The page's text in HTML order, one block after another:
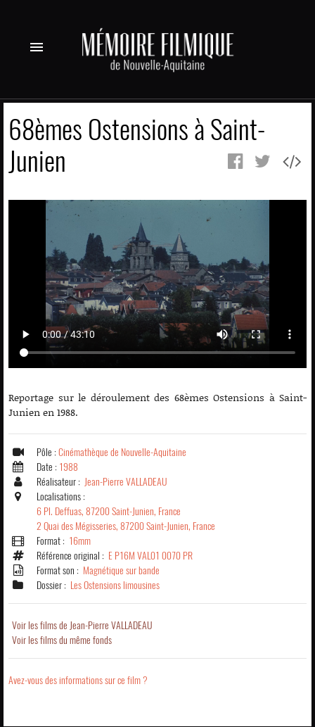
menu
68èmes Ostensions à Saint-
Junien
Reportage sur le déroulement des 68èmes Ostensions à Saint-
Junien en 1988.
Pôle : Cinémathèque de Nouvelle-Aquitaine
Date : 1988
Réalisateur : Jean-Pierre VALLADEAU
Localisations :
6 Pl. Deffuas, 87200 Saint-Junien, France
2 Quai des Mégisseries, 87200 Saint-Junien, France
Format : 16mm
Référence original : E P16M VAL01 0070 PR
Format son : Magnétique sur bande
Dossier : Les Ostensions limousines
Voir les films de Jean-Pierre VALLADEAU
Voir les films du même fonds
Avez-vous des informations sur ce film ?